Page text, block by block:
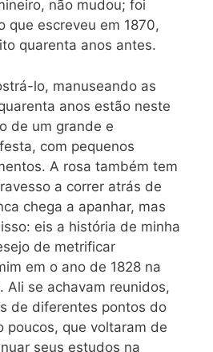
não mudou; foi
que escreveu em 1870,
quarenta anos antes.
lo, manuseando as
anos estão neste
de um grande e
com pequenos
A rosa também tem
a correr atrás de
chega a apanhar, mas
eis a história de minha
de metrificar
em o ano de 1828 na
Ali se achavam reunidos,
de diferentes pontos do
poucos, que voltaram de
seus estudos na